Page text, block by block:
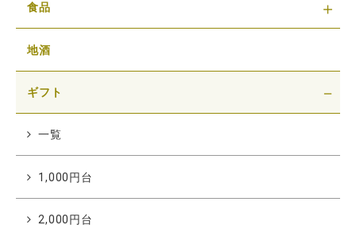
食品
地酒
ギフト
一覧
1,000円台
2,000円台